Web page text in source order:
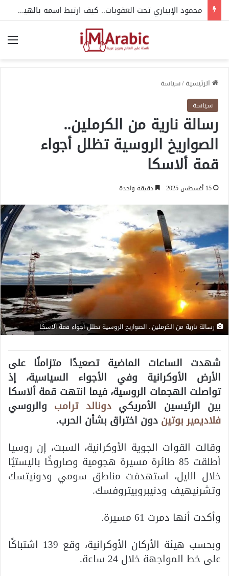
محمود الإبياري تحت العقوبات.. كيف ارتبط اسمه بالهيكل التنظيمي للإخوان؟
الرئيسية/سياسة
سياسة
رسالة نارية من الكرملين..
الصواريخ الروسية تظلل أجواء
قمة ألاسكا
15 أغسطس 2025 دقيقة واحدة
رسالة نارية من الكرملين.. الصواريخ الروسية تظلل أجواء قمة ألاسكا
شهدت الساعات الماضية تصعيدًا متزامنًا على
الأرض الأوكرانية وفي الأجواء السياسية، إذ
تواصلت الهجمات الروسية، فيما انتهت قمة ألاسكا
بين الرئيسين الأمريكيدونالد ترامب والروسي
فلاديمير بوتين دون اختراق بشأن الحرب.
وقالت القوات الجوية الأوكرانية، السبت، إن روسيا
أطلقت 85 طائرة مسيرة هجومية وصاروخًا باليستيًا
خلال الليل، استهدفت مناطق سومي ودونيتسك
وتشرنيهيف ودنيبروبيتروفسك.
وأكدت أنها دمرت 61 مسيرة.
وبحسب هيئة الأركان الأوكرانية، وقع 139 اشتباكًا
على خط المواجهة خلال 24 ساعة.